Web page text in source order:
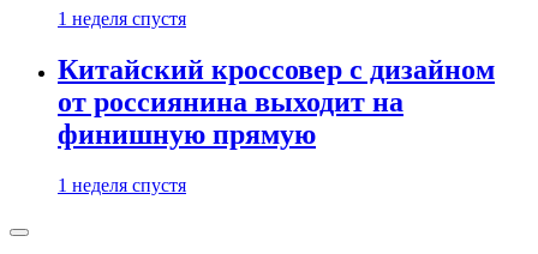
1 неделя спустя
Китайский кроссовер с дизайном
от россиянина выходит на
финишную прямую
1 неделя спустя